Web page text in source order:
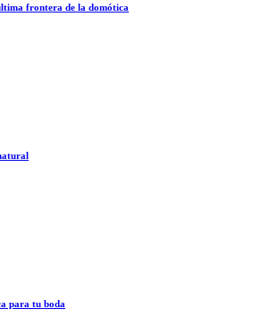
frontera de la domótica
para tu boda